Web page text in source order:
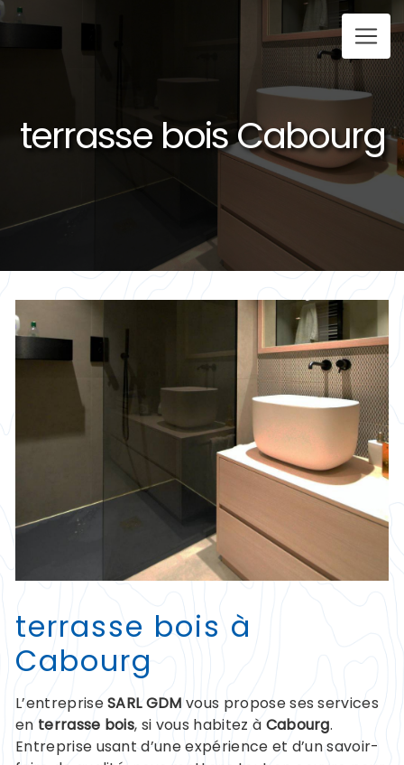
Panneau de gestion des cookies
terrasse bois Cabourg
terrasse bois à
Cabourg
L’entrepriseSARL GDM vous propose ses services
en terrasse bois, si vous habitez à Cabourg.
Entreprise usant d’une expérience et d’un savoir-